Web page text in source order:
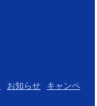
お知らせ
キャンペ